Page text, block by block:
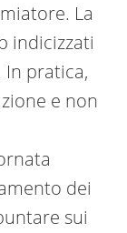
La
indicizzati
In pratica,
e non
dei
sui